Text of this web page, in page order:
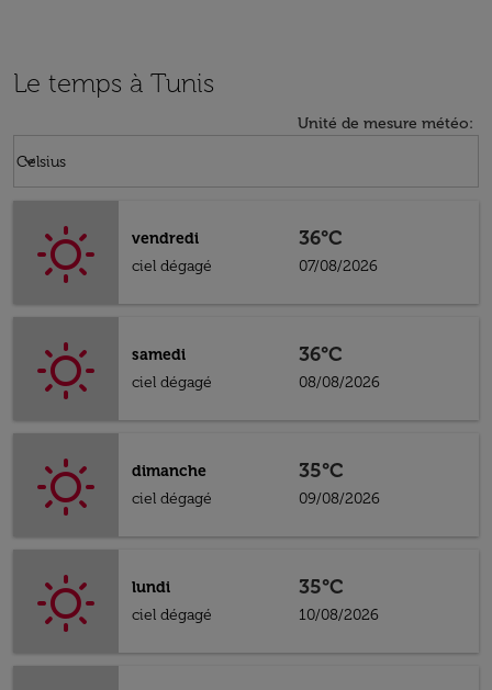
Le temps à Tunis
Unité de mesure météo:
Celsius
keyboard_arrow_down
vendredi
ciel dégagé
36°C
07/08/2026
samedi
ciel dégagé
36°C
08/08/2026
dimanche
ciel dégagé
35°C
09/08/2026
lundi
ciel dégagé
35°C
10/08/2026